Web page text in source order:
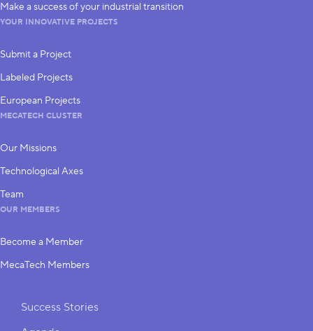
Make a success of your industrial transition
YOUR INNOVATIVE PROJECTS
Submit a Project
Labeled Projects
European Projects
MECATECH CLUSTER
Our Missions
Technological Axes
Team
OUR MEMBERS
Become a Member
MecaTech Members
Shortcuts
Success Stories